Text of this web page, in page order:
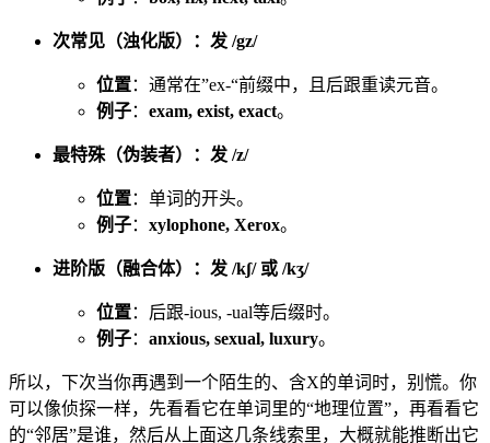
次常见（浊化版）：发 /gz/
位置：通常在”ex-“前缀中，且后跟重读元音。
例子： exam, exist, exact。
最特殊（伪装者）：发 /z/
位置：单词的开头。
例子： xylophone, Xerox。
进阶版（融合体）：发 /kʃ/ 或 /kʒ/
位置：后跟-ious, -ual等后缀时。
例子： anxious, sexual, luxury。
所以，下次当你再遇到一个陌生的、含X的单词时，别慌。你
可以像侦探一样，先看看它在单词里的“地理位置”，再看看它
的“邻居”是谁，然后从上面这几条线索里，大概就能推断出它